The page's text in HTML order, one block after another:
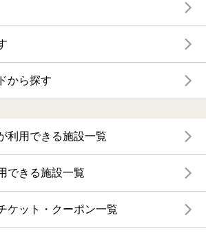
から探す
利用できる施設一覧
できる施設一覧
ケット・クーポン一覧